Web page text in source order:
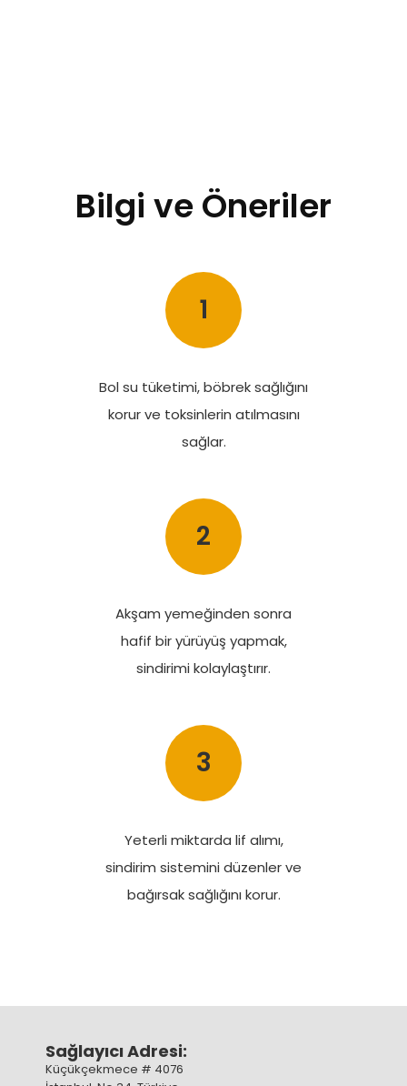
Bilgi ve Öneriler
1
Bol su tüketimi, böbrek sağlığını
korur ve toksinlerin atılmasını
sağlar.
2
Akşam yemeğinden sonra
hafif bir yürüyüş yapmak,
sindirimi kolaylaştırır.
3
Yeterli miktarda lif alımı,
sindirim sistemini düzenler ve
bağırsak sağlığını korur.
Sağlayıcı Adresi:
Küçükçekmece # 4076